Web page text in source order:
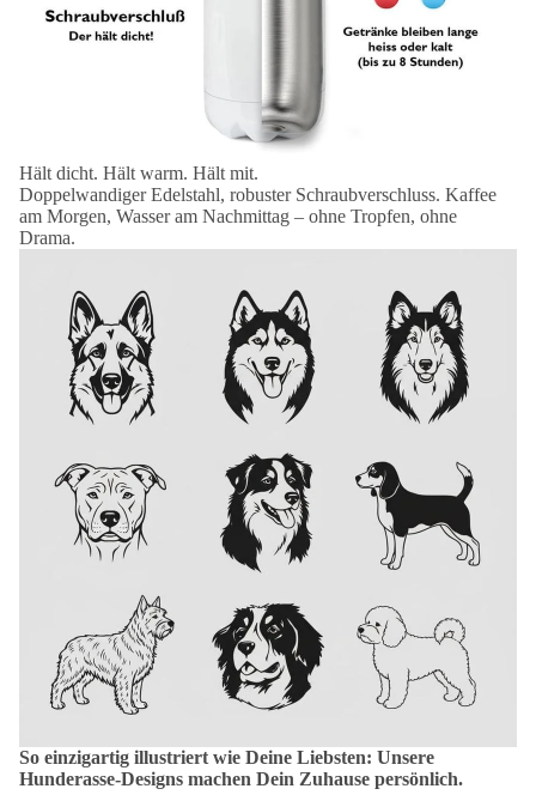
Hält dicht. Hält warm. Hält mit.
Doppelwandiger Edelstahl, robuster Schraubverschluss. Kaffee
am Morgen, Wasser am Nachmittag – ohne Tropfen, ohne
Drama.
So einzigartig illustriert wie Deine Liebsten: Unsere
Hunderasse-Designs machen Dein Zuhause persönlich.